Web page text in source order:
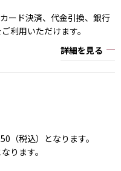
ード決済、代金引換、銀行
利用いただけます。
詳細を見る
（税込）となります。
ります。